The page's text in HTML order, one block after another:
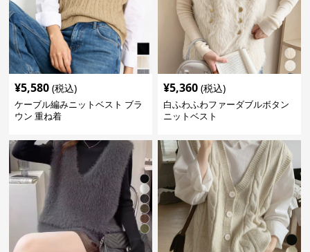
¥5,580 (税込)
ケーブル編みニットベスト ブラ
ウン 重ね着
¥5,360 (税込)
白ふわふわファーダブルボタン
ニットベスト